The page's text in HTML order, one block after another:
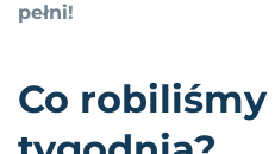
pełni!
Co